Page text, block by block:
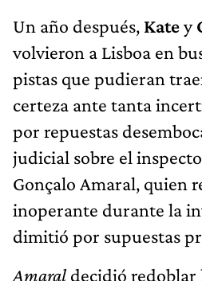
Un año después, Katey
volvieron a Lisboa en
pistas que pudieran
certeza ante tanta
por repuestas
judicial sobre el
Gonçalo Amaral, quien
inoperante durante la
dimitió por supuestas
Amaral decidió redoblar